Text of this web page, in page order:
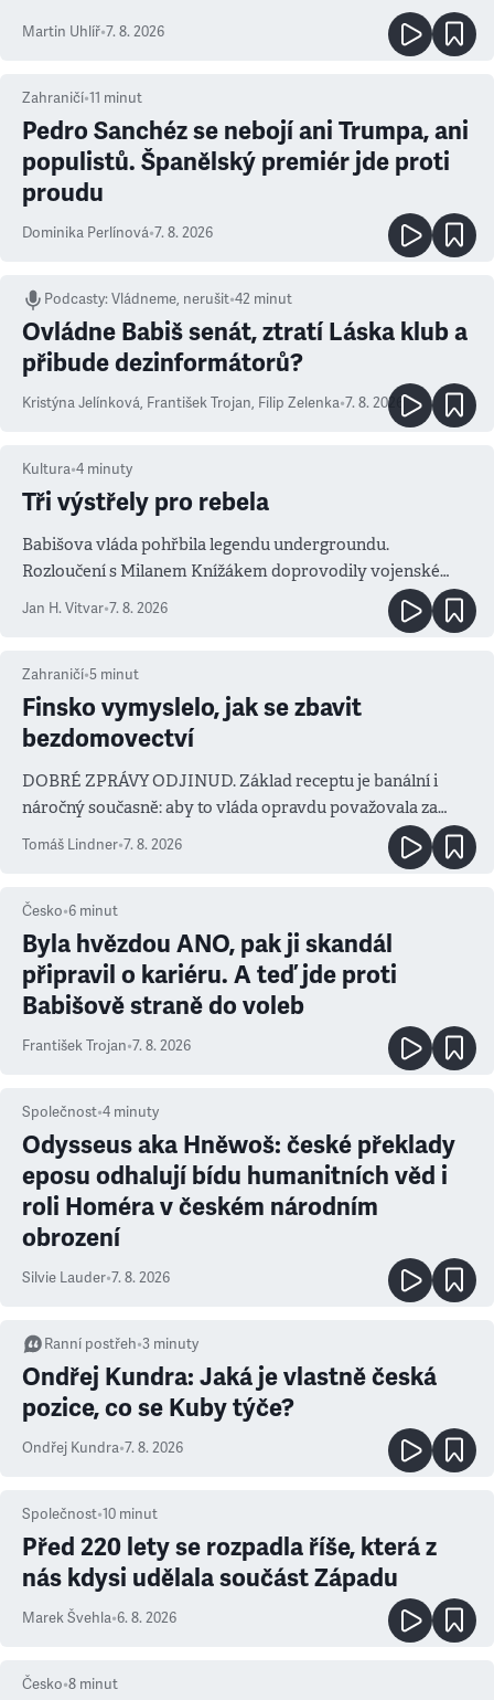
Martin Uhlíř•7. 8. 2026
Zahraničí•11 minut
Pedro Sanchéz se nebojí ani Trumpa, ani
populistů. Španělský premiér jde proti
proudu
Dominika Perlínová•7. 8. 2026
Podcasty:Vládneme, nerušit•42 minut
Ovládne Babiš senát, ztratí Láska klub a
přibude dezinformátorů?
Kristýna Jelínková, František Trojan, Filip Zelenka•7. 8. 2026
Kultura•4 minuty
Tři výstřely pro rebela
Babišova vláda pohřbila legendu undergroundu.
Rozloučení s Milanem Knížákem doprovodily vojenské
Jan H. Vitvar•7. 8. 2026
Zahraničí•5 minut
Finsko vymyslelo, jak se zbavit
bezdomovectví
DOBRÉ ZPRÁVY ODJINUD. Základ receptu je banální i
náročný současně: aby to vláda opravdu považovala za
Tomáš Lindner•7. 8. 2026
Česko•6 minut
Byla hvězdou ANO, pak ji skandál
připravil o kariéru. A teď jde proti
Babišově straně do voleb
František Trojan•7. 8. 2026
Společnost•4 minuty
Odysseus aka Hněwoš: české překlady
eposu odhalují bídu humanitních věd i
roli Homéra v českém národním
obrození
Silvie Lauder•7. 8. 2026
Ranní postřeh•3 minuty
Ondřej Kundra: Jaká je vlastně česká
pozice, co se Kuby týče?
Ondřej Kundra•7. 8. 2026
Společnost•10 minut
Před 220 lety se rozpadla říše, která z
nás kdysi udělala součást Západu
Marek Švehla•6. 8. 2026
Česko•8 minut